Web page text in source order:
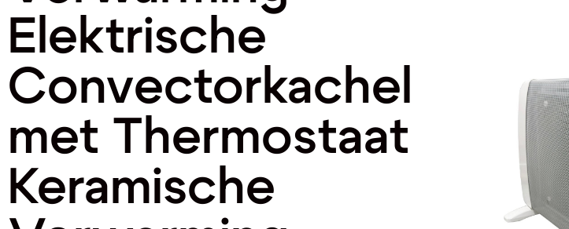
Elektrische
Convectorkachel
met Thermostaat
Keramische